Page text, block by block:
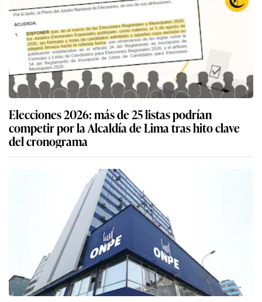
Elecciones 2026: más de 25 listas podrían
competir por la Alcaldía de Lima tras hito clave
del cronograma